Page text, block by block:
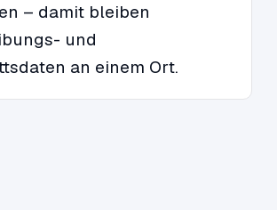
– damit bleiben
und
an einem Ort.